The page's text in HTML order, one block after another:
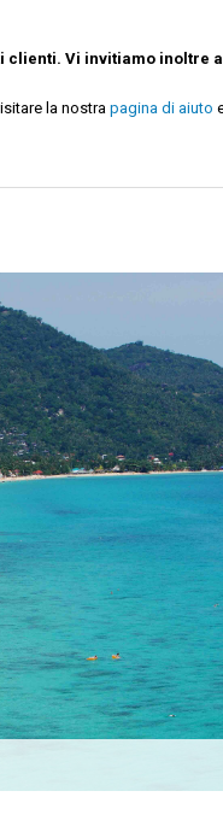
clienti. Vi invitiamo inoltre
la nostra pagina di aiuto